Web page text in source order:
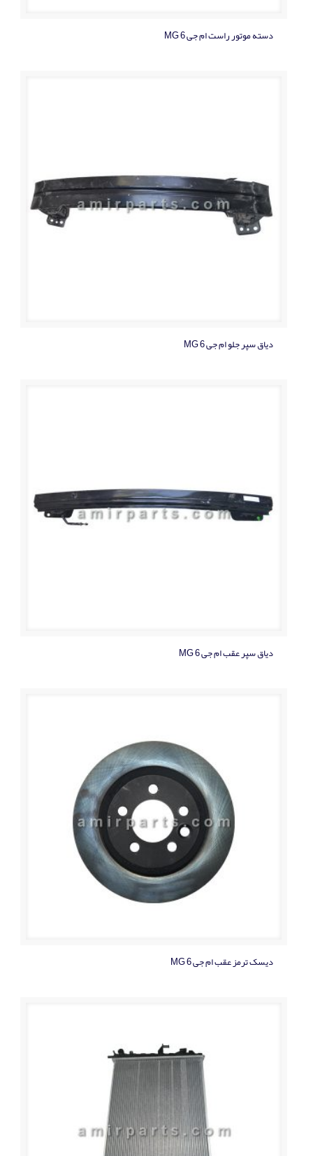
دسته موتور راست ام جی MG 6
دياق سپر جلو ام جی MG 6
دياق سپر عقب ام جی MG 6
ديسک ترمز عقب ام جی MG 6